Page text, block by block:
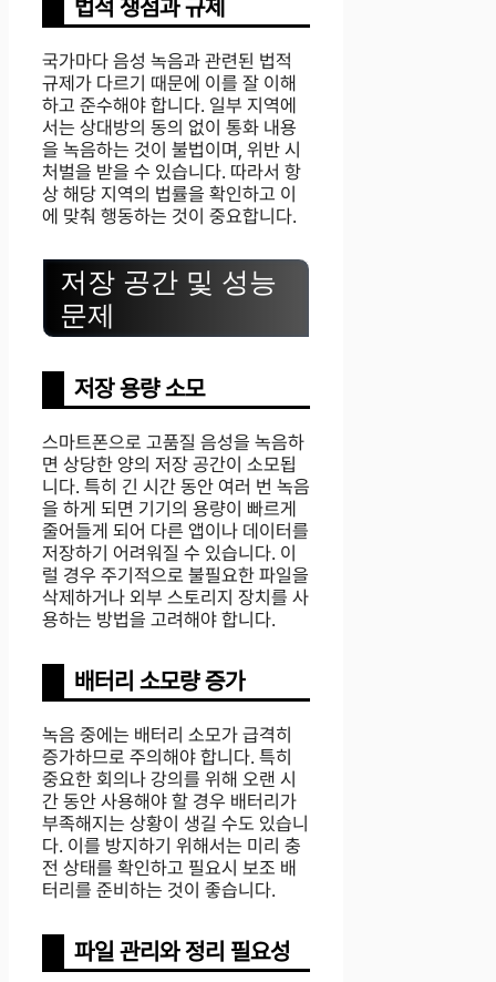
법적 쟁점과 규제
국가마다 음성 녹음과 관련된 법적
규제가 다르기 때문에 이를 잘 이해
하고 준수해야 합니다. 일부 지역에
서는 상대방의 동의 없이 통화 내용
을 녹음하는 것이 불법이며, 위반 시
처벌을 받을 수 있습니다. 따라서 항
상 해당 지역의 법률을 확인하고 이
에 맞춰 행동하는 것이 중요합니다.
저장 공간 및 성능
문제
저장 용량 소모
스마트폰으로 고품질 음성을 녹음하
면 상당한 양의 저장 공간이 소모됩
니다. 특히 긴 시간 동안 여러 번 녹음
을 하게 되면 기기의 용량이 빠르게
줄어들게 되어 다른 앱이나 데이터를
저장하기 어려워질 수 있습니다. 이
럴 경우 주기적으로 불필요한 파일을
삭제하거나 외부 스토리지 장치를 사
용하는 방법을 고려해야 합니다.
배터리 소모량 증가
녹음 중에는 배터리 소모가 급격히
증가하므로 주의해야 합니다. 특히
중요한 회의나 강의를 위해 오랜 시
간 동안 사용해야 할 경우 배터리가
부족해지는 상황이 생길 수도 있습니
다. 이를 방지하기 위해서는 미리 충
전 상태를 확인하고 필요시 보조 배
터리를 준비하는 것이 좋습니다.
파일 관리와 정리 필요성